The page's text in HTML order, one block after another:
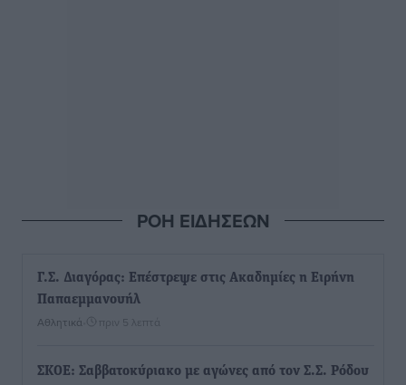
ΡΟΗ ΕΙΔΗΣΕΩΝ
Γ.Σ. Διαγόρας: Επέστρεψε στις Ακαδημίες η Ειρήνη
Παπαεμμανουήλ
Αθλητικά πριν 5 λεπτά
ΣΚΟΕ: Σαββατοκύριακο με αγώνες από τον Σ.Σ. Ρόδου